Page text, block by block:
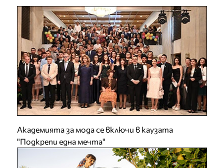
Академията за мода се включи в каузата
"Подкрепи една мечта"